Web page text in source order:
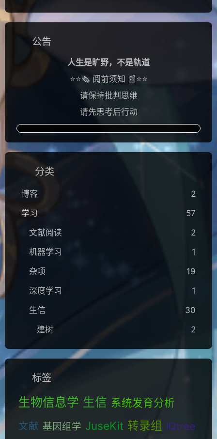
公告
人生是旷野，不是轨道
⭐⭐🗞️ 阅前须知 📰⭐⭐
请保持批判思维
请先思考后行动
分类
博客
2
学习
57
文献阅读
2
机器学习
1
杂项
19
深度学习
1
生信
30
建树
2
标签
生物信息学 生信 系统发育分析
文献 基因组学 JuseKit 转录组 IQtree